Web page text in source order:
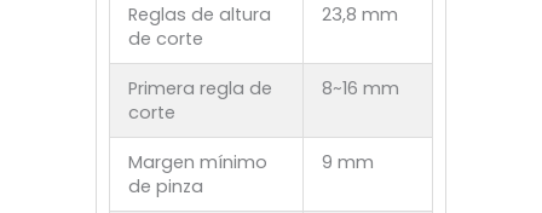
Reglas de altura
de corte
23,8 mm
Primera regla de
corte
8~16 mm
Margen mínimo
de pinza
9 mm